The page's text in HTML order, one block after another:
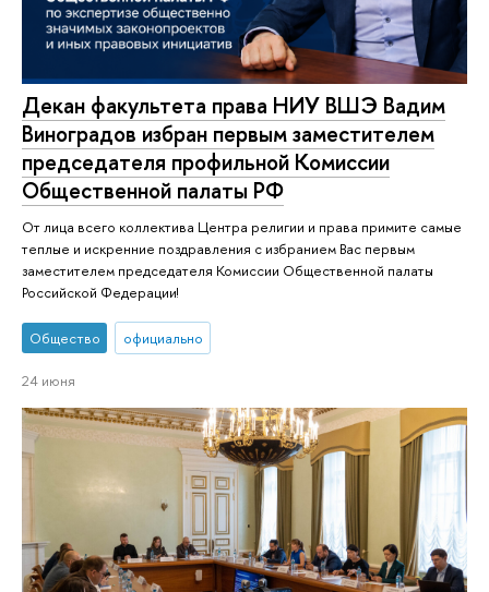
Декан факультета права НИУ ВШЭ Вадим
Виноградов избран первым заместителем
председателя профильной Комиссии
Общественной палаты РФ
От лица всего коллектива Центра религии и права примите самые
теплые и искренние поздравления с избранием Вас первым
заместителем председателя Комиссии Общественной палаты
Российской Федерации!
Общество официально
24 июня